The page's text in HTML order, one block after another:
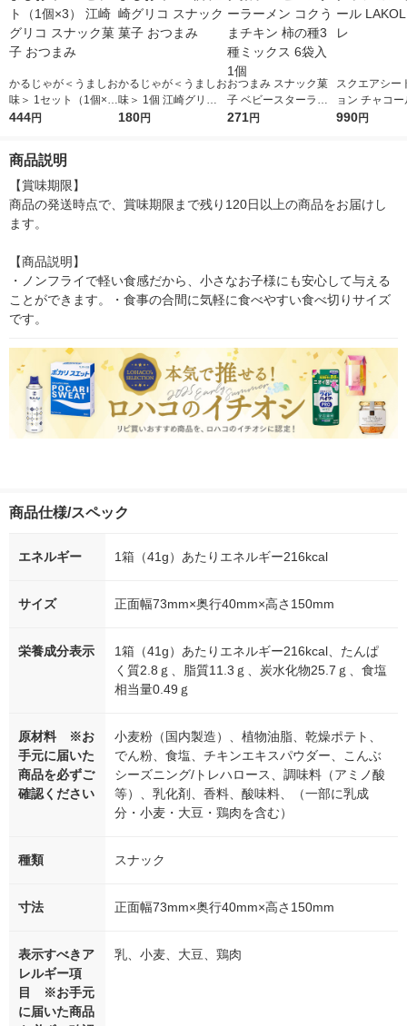
かるじゃが＜うましお
味＞ 1セット（1個×
3） 江崎グリコ スナ
444円
かるじゃが＜うましお
味＞ 1個 江崎グリコ
スナック菓子 おつま
180円
おつまみ スナック菓
子 ベビースターラー
メン コクうまチキン
271円
スクエアシー
ョン チャコール
OLE/ラコレ
990円
商品説明
【賞味期限】
商品の発送時点で、賞味期限まで残り120日以上の商品をお届けし
ます。
【商品説明】
・ノンフライで軽い食感だから、小さなお子様にも安心して与える
ことができます。・食事の合間に気軽に食べやすい食べ切りサイズ
です。
商品仕様/スペック
エネルギー 1箱（41g）あたりエネルギー216kcal
サイズ 正面幅73mm×奥行40mm×高さ150mm
栄養成分表示
1箱（41g）あたりエネルギー216kcal、たんぱ
く質2.8ｇ、脂質11.3ｇ、炭水化物25.7ｇ、食塩
相当量0.49ｇ
原材料 ※お
手元に届いた
商品を必ずご
確認ください
小麦粉（国内製造）、植物油脂、乾燥ポテト、
でん粉、食塩、チキンエキスパウダー、こんぶ
シーズニング/トレハロース、調味料（アミノ酸
等）、乳化剤、香料、酸味料、（一部に乳成
分・小麦・大豆・鶏肉を含む）
種類 スナック
寸法 正面幅73mm×奥行40mm×高さ150mm
表示すべきア
レルギー項
目 ※お手元
に届いた商品
乳、小麦、大豆、鶏肉